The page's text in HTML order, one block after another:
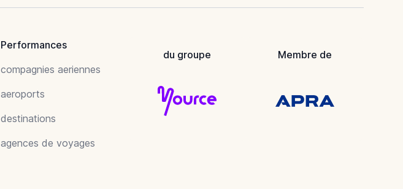
Performances
compagnies aeriennes
aeroports
destinations
agences de voyages
du groupe Membre de